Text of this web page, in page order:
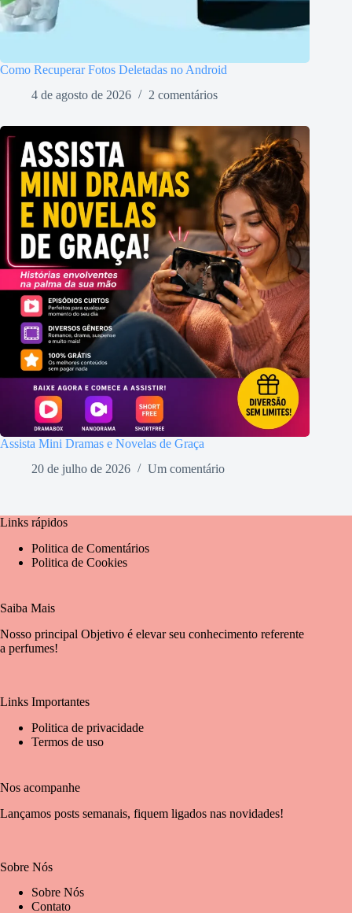
Como Recuperar Fotos Deletadas no Android
4 de agosto de 2026
2 comentários
Assista Mini Dramas e Novelas de Graça
20 de julho de 2026
Um comentário
Links rápidos
Politica de Comentários
Politica de Cookies
Saiba Mais
Nosso principal Objetivo é elevar seu conhecimento referente
a perfumes!
Links Importantes
Politica de privacidade
Termos de uso
Nos acompanhe
Lançamos posts semanais, fiquem ligados nas novidades!
Sobre Nós
Sobre Nós
Contato